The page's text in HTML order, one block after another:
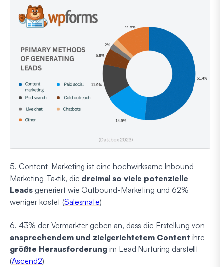
5. Content-Marketing ist eine hochwirksame Inbound-
Marketing-Taktik, die dreimal so viele potenzielle
Leads generiert wie Outbound-Marketing und 62%
weniger kostet (Salesmate)
6. 43% der Vermarkter geben an, dass die Erstellung von
ansprechendem und zielgerichtetem Content ihre
größte Herausforderung im Lead Nurturing darstellt
(Ascend2)